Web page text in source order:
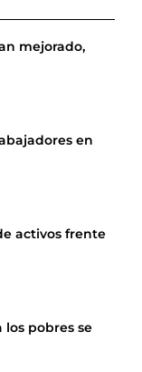
mejorado,
en
activos frente
los pobres se